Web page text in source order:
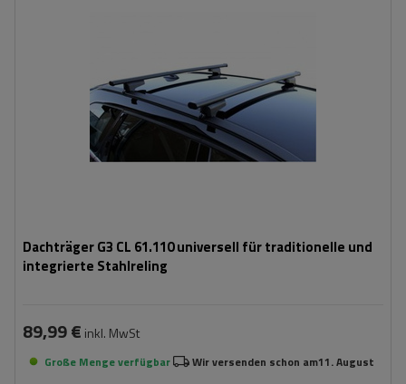
Dachträger G3 CL 61.110 universell für traditionelle und
integrierte Stahlreling
89,99 € inkl. MwSt
Große Menge verfügbar Wir versenden schon am11. August